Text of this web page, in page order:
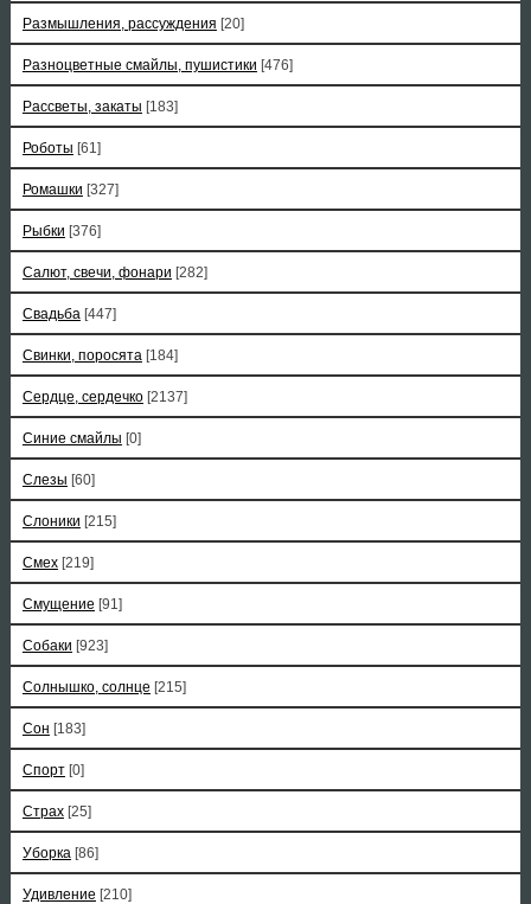
Размышления, рассуждения [20]
Разноцветные смайлы, пушистики [476]
Рассветы, закаты [183]
Роботы [61]
Ромашки [327]
Рыбки [376]
Салют, свечи, фонари [282]
Свадьба [447]
Свинки, поросята [184]
Сердце, сердечко [2137]
Синие смайлы [0]
Слезы [60]
Слоники [215]
Смех [219]
Смущение [91]
Собаки [923]
Солнышко, солнце [215]
Сон [183]
Спорт [0]
Страх [25]
Уборка [86]
Удивление [210]